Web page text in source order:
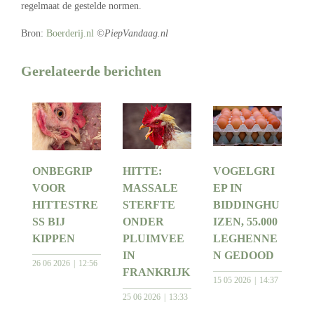
regelmaat de gestelde normen.
Bron: Boerderij.nl ©PiepVandaag.nl
Gerelateerde berichten
ONBEGRIP
VOOR
HITTESTRE
SS BIJ
KIPPEN
26 06 2026 12:56
HITTE:
MASSALE
STERFTE
ONDER
PLUIMVEE
IN
FRANKRIJK
25 06 2026 13:33
VOGELGRI
EP IN
BIDDINGHU
IZEN, 55.000
LEGHENNE
N GEDOOD
15 05 2026 14:37